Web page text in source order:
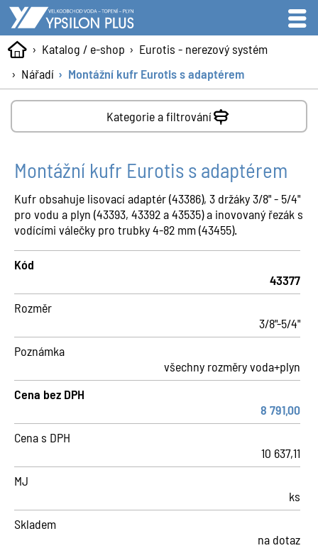
Katalog / e-shop
Eurotis - nerezový systém
Nářadí
Montážní kufr Eurotis s adaptérem
Kategorie a filtrování
Montážní kufr Eurotis s adaptérem
Kufr obsahuje lisovací adaptér (43386), 3 držáky 3/8" - 5/4"
pro vodu a plyn (43393, 43392 a 43535) a inovovaný řezák s
vodícími válečky pro trubky 4-82 mm (43455).
Kód
43377
Rozměr
3/8"-5/4"
Poznámka
všechny rozměry voda+plyn
Cena bez DPH
8 791,00
Cena s DPH
10 637,11
MJ
ks
Skladem
na dotaz